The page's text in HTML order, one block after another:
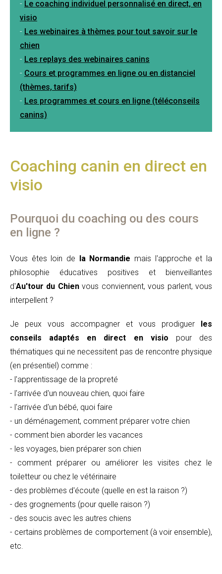
- Le coaching individuel personnalisé en direct, en
visio
- Les webinaires à thèmes pour tout savoir sur le
chien
- Les replays des webinaires canins
- Cours et programmes en ligne ou en distanciel
(thèmes, tarifs)
- Les programmes et cours en ligne (téléconseils
canins)
Coaching canin en direct en
visio
Pourquoi du coaching ou des cours
en ligne ?
Vous êtes loin de la Normandie mais l'approche et la
philosophie éducatives positives et bienveillantes
d'Au'tour du Chienvous conviennent, vous parlent, vous
interpellent ?
Je peux vous accompagner et vous prodiguer les
conseils adaptés en direct en visio pour des
thématiques qui ne necessitent pas de rencontre physique
(en présentiel) comme :
- l'apprentissage de la propreté
- l'arrivée d'un nouveau chien, quoi faire
- l'arrivée d'un bébé, quoi faire
- un déménagement, comment préparer votre chien
- comment bien aborder les vacances
- les voyages, bien préparer son chien
- comment préparer ou améliorer les visites chez le
toiletteur ou chez le vétérinaire
- des problèmes d'écoute (quelle en est la raison ?)
- des grognements (pour quelle raison ?)
- des soucis avec les autres chiens
- certains problèmes de comportement (à voir ensemble),
etc.